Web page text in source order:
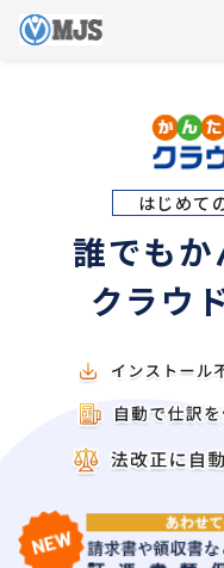
はじめて
誰でもか
クラウ